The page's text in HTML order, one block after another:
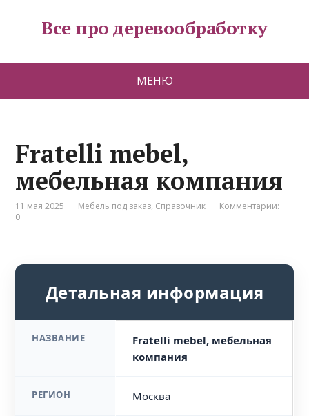
Все про деревообработку
МЕНЮ
Fratelli mebel,
мебельная компания
11 мая 2025 Мебель под заказ, Справочник
Комментарии:
0
Детальная информация
НАЗВАНИЕ
Fratelli mebel, мебельная
компания
РЕГИОН Москва